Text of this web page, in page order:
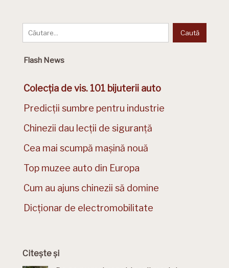
Flash News
Colecția de vis. 101 bijuterii auto
Predicții sumbre pentru industrie
Chinezii dau lecții de siguranță
Cea mai scumpă mașină nouă
Top muzee auto din Europa
Cum au ajuns chinezii să domine
Dicționar de electromobilitate
Citește și